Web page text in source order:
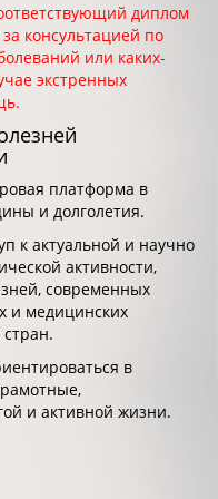
диплом
консультацией по
или каких-
экстренных
платформа в
и долголетия.
к актуальной и научно
активности,
современных
и медицинских
в
и активной жизни.